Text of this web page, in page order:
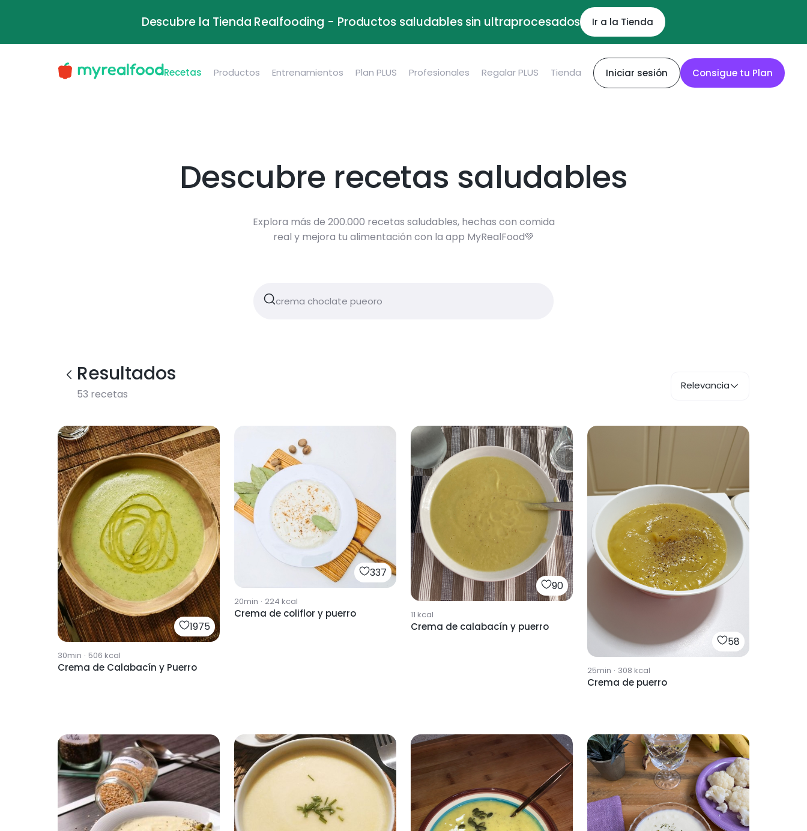
Descubre la Tienda Realfooding - Productos saludables sin ultraprocesados Ir a la Tienda
Recetas Productos Entrenamientos Plan PLUS Profesionales Regalar PLUS Tienda Iniciar sesión Consigue tu Plan
Descubre recetas saludables
Explora más de 200.000 recetas saludables, hechas con comida
real y mejora tu alimentación con la app MyRealFood💚
Resultados
53 recetas
Relevancia
1975
30min · 506 kcal
Crema de Calabacín y Puerro
337
20min · 224 kcal
Crema de coliflor y puerro
90
11 kcal
Crema de calabacín y puerro
58
25min · 308 kcal
Crema de puerro